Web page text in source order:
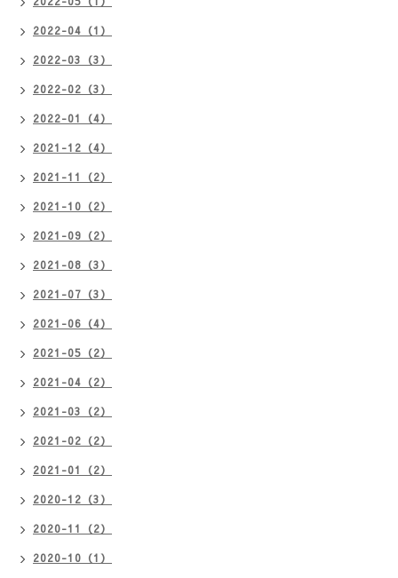
2022-04（1）
2022-03（3）
2022-02（3）
2022-01（4）
2021-12（4）
2021-11（2）
2021-10（2）
2021-09（2）
2021-08（3）
2021-07（3）
2021-06（4）
2021-05（2）
2021-04（2）
2021-03（2）
2021-02（2）
2021-01（2）
2020-12（3）
2020-11（2）
2020-10（1）